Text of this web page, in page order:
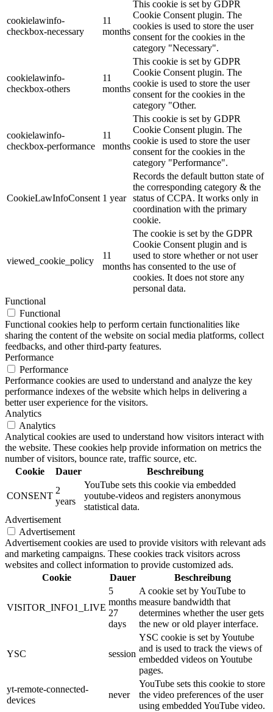
cookielawinfo-
checkbox-necessary
11
months
This cookie is set by GDPR
Cookie Consent plugin. The
cookies is used to store the user
consent for the cookies in the
category "Necessary".
cookielawinfo-
checkbox-others
11
months
This cookie is set by GDPR
Cookie Consent plugin. The
cookie is used to store the user
consent for the cookies in the
category "Other.
cookielawinfo-
checkbox-performance
11
months
This cookie is set by GDPR
Cookie Consent plugin. The
cookie is used to store the user
consent for the cookies in the
category "Performance".
CookieLawInfoConsent 1 year
Records the default button state of
the corresponding category & the
status of CCPA. It works only in
coordination with the primary
cookie.
viewed_cookie_policy
11
months
The cookie is set by the GDPR
Cookie Consent plugin and is
used to store whether or not user
has consented to the use of
cookies. It does not store any
personal data.
Functional
Functional
Functional cookies help to perform certain functionalities like
sharing the content of the website on social media platforms, collect
feedbacks, and other third-party features.
Performance
Performance
Performance cookies are used to understand and analyze the key
performance indexes of the website which helps in delivering a
better user experience for the visitors.
Analytics
Analytics
Analytical cookies are used to understand how visitors interact with
the website. These cookies help provide information on metrics the
number of visitors, bounce rate, traffic source, etc.
Cookie
Dauer Beschreibung
CONSENT
2
years
YouTube sets this cookie via embedded
youtube-videos and registers anonymous
statistical data.
Advertisement
Advertisement
Advertisement cookies are used to provide visitors with relevant ads
and marketing campaigns. These cookies track visitors across
websites and collect information to provide customized ads.
Cookie
Dauer Beschreibung
VISITOR_INFO1_LIVE
5
months
27
days
A cookie set by YouTube to
measure bandwidth that
determines whether the user gets
the new or old player interface.
YSC session
YSC cookie is set by Youtube
and is used to track the views of
embedded videos on Youtube
pages.
yt-remote-connected-
devices
never
YouTube sets this cookie to store
the video preferences of the user
using embedded YouTube video.